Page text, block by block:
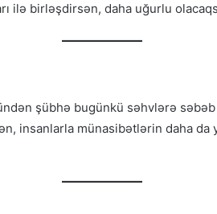
ilə birləşdirsən, daha uğurlu
şübhə bugünkü səhvlərə
insanlarla münasibətlərin daha da